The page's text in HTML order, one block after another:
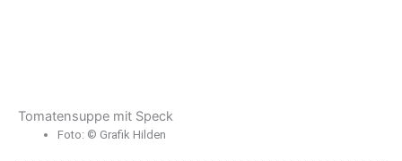
Tomatensuppe mit Speck
Foto: © Grafik Hilden